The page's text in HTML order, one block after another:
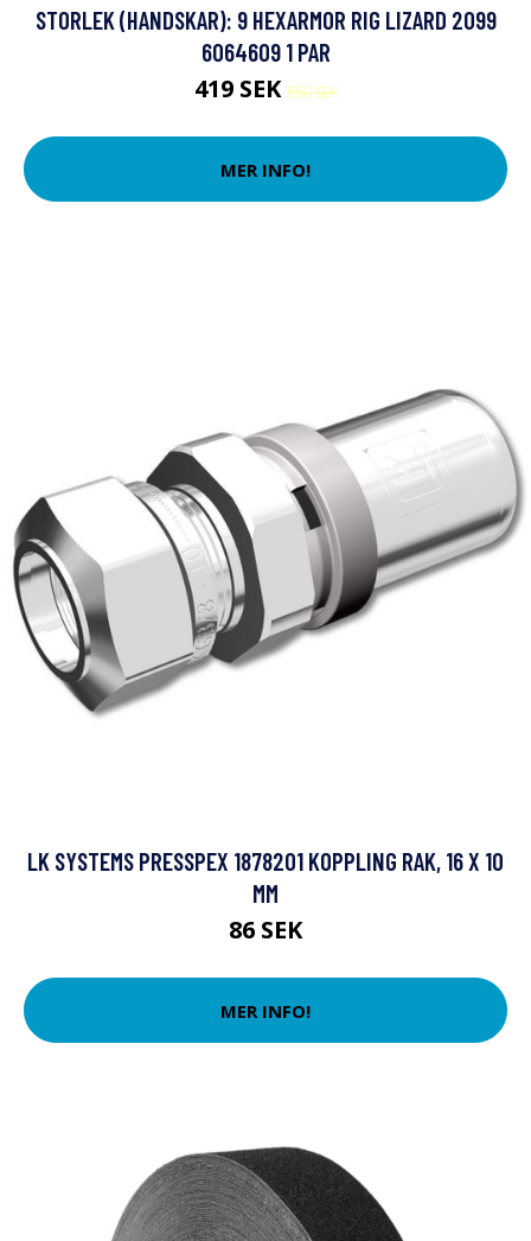
STORLEK (HANDSKAR): 9 HEXARMOR RIG LIZARD 2099
6064609 1 PAR
419 SEK550 SEK
MER INFO!
LK SYSTEMS PRESSPEX 1878201 KOPPLING RAK, 16 X 10
MM
86 SEK
MER INFO!